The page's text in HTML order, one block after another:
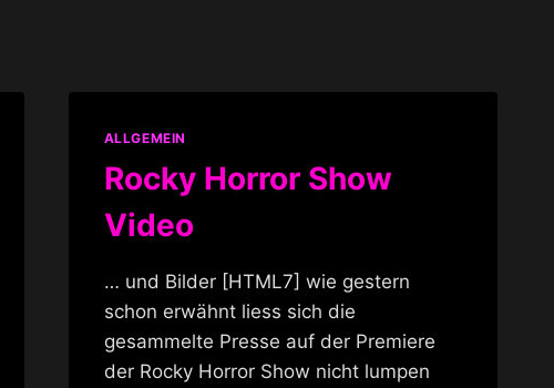
ALLGEMEIN
Rocky Horror Show
Video
… und Bilder [HTML7] wie gestern
schon erwähnt liess sich die
gesammelte Presse auf der Premiere
der Rocky Horror Show nicht lumpen